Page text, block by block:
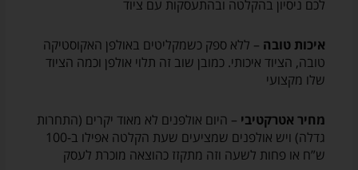
לכם ניסיון בהקלטה ובהתעסקות עם ציוד
איכות טובה – ללא ספק כשמקליטים באולפן האקוסטיקה
טובה, הציוד איכותי. כמובן שוב זה תלוי אולפן וכמה הציוד
שלו מקצועי
מחיר אטרקטיבי – היום אולפנים לא מאוד יקרים (התחרות
גדלה) ויש אולפנים שמציעים שעת הקלטה אפילו ב-100
ש”ח או פחות לשעה וזה מתקזז כהוצאה מוכרת לעסק